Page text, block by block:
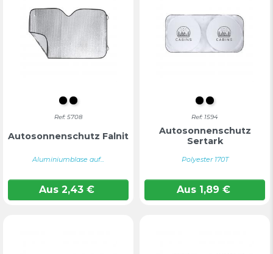
Schwarz
SCHWARZ
Ref: 5708
Autosonnenschutz Falnit
Aluminiumblase auf...
Aus 2,43 €
S/CFarblos
Ref: 1594
Autosonnenschutz
Sertark
Polyester 170T
Aus1,89 €